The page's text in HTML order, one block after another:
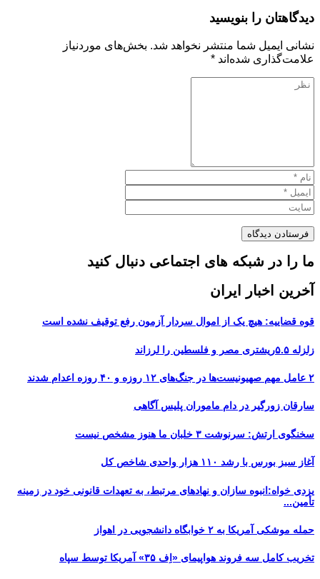
دیدگاهتان را بنویسید
نشانی ایمیل شما منتشر نخواهد شد. بخش‌های موردنیاز
علامت‌گذاری شده‌اند *
ما را در شبکه های اجتماعی دنبال کنید
آخرین اخبار ایران
قوه قضاییه: هیچ یک از اموال سردار آزمون رفع توقیف نشده است
زلزله ۵.۵ریشتری مصر و فلسطین را لرزاند
۲ عامل مهم صهیونیست‌ها در جنگ‌های ۱۲ روزه و ۴۰ روزه اعدام شدند
سارقان زورگیر در دام ماموران پلیس آگاهی
سخنگوی ارتش: سرنوشت ۳ خلبان ما هنوز مشخص نیست
آغاز سبز بورس با رشد ۱۱۰ هزار واحدی شاخص کل
یزدی خواه:انبوه سازان و نهادهای مرتبط، به تعهدات قانونی خود در زمینه
تأمین...
حمله موشکی آمریکا به ۲ خوابگاه دانشجویی در اهواز
تخریب کامل سه فروند هواپیمای «اِف ۳۵» آمریکا توسط سپاه